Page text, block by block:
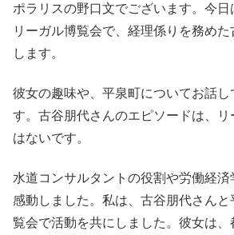
ポラリスの野口文でございます。今
リーガル博覧会で、経理係りを務め
します。
彼女の趣味や、平泉町についてお話し
す。古谷朋代さんのエピソードは、
はないです。
水道コンサルタントの役割や労働経
感動しました。私は、古谷朋代さん
覧会で活動を共にしました。彼女は